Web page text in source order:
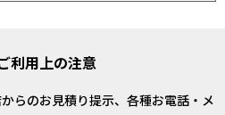
利用上の注意
らのお見積り提示、各種お電話・メ